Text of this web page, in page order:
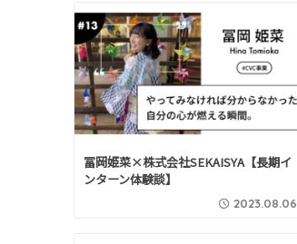
冨岡姫菜×株式会社SEKAISYA【長期イ
ンターン体験談】
2023.08.06